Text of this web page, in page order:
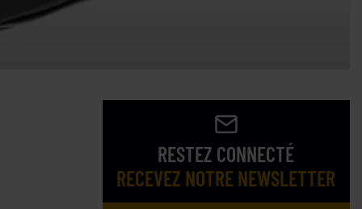
RESTEZ CONNECTÉ
RECEVEZ NOTRE NEWSLETTER